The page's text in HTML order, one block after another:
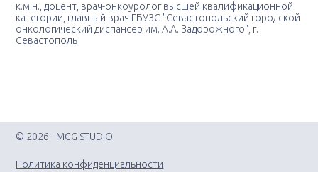
к.м.н., доцент, врач-онкоуролог высшей квалификационной
категории, главный врач ГБУЗС "Севастопольский городской
онкологический диспансер им. А.А. Задорожного", г.
Севастополь
© 2026 - MCG STUDIO
Политика конфиденциальности